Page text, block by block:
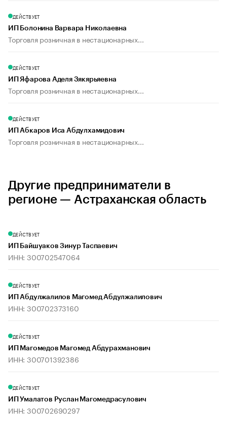
ДЕЙСТВУЕТ
ИП Болонина Варвара Николаевна
Торговля розничная в нестационарных...
ДЕЙСТВУЕТ
ИП Яфарова Аделя Зякярьяевна
Торговля розничная в нестационарных...
ДЕЙСТВУЕТ
ИП Абкаров Иса Абдулхамидович
Торговля розничная в нестационарных...
Другие предприниматели в
регионе — Астраханская область
ДЕЙСТВУЕТ
ИП Байшуаков Зинур Таспаевич
ИНН: 300702547064
ДЕЙСТВУЕТ
ИП Абдулжалилов Магомед Абдулжалилович
ИНН: 300702373160
ДЕЙСТВУЕТ
ИП Магомедов Магомед Абдурахманович
ИНН: 300701392386
ДЕЙСТВУЕТ
ИП Умалатов Руслан Магомедрасулович
ИНН: 300702690297